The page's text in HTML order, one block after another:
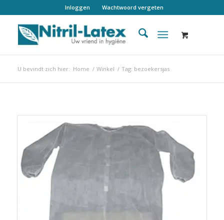
Inloggen Wachtwoord vergeten
U bevindt zich hier: Home / Winkel / Tag: bezoekersjas